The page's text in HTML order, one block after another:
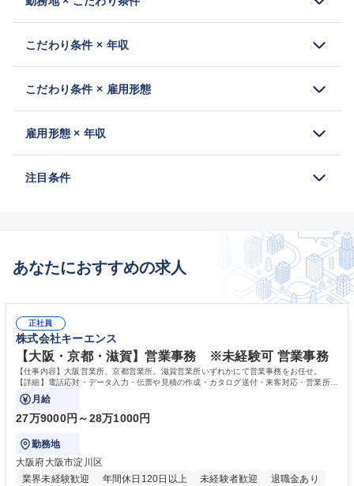
こだわり条件 × 年収
こだわり条件 × 雇用形態
雇用形態 × 年収
注目条件
あなたにおすすめの求人
正社員
株式会社キーエンス
【大阪・京都・滋賀】営業事務 ※未経験可 営業事務
【仕事内容】大阪営業所、京都営業所、滋賀営業所いずれかにて営業事務をお任せ。
【詳細】電話応対・データ入力・伝票や見積の作成・カタログ送付・来客対応・営業所内
で発生する事務業務や業務改善をお任せ。
月給
27万9000円～28万1000円
勤務地
大阪府大阪市淀川区
業界未経験歓迎
年間休日120日以上 未経験者歓迎
退職金あり